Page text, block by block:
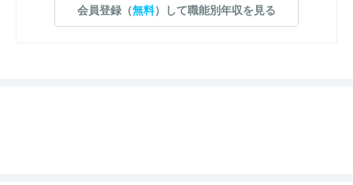
会員登録（無料）して職能別年収を見る